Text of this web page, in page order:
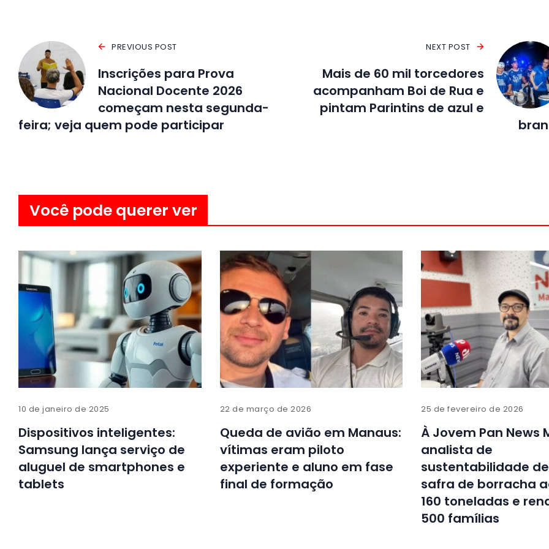
PREVIOUS POST
Inscrições para Prova
Nacional Docente 2026
começam nesta segunda-
feira; veja quem pode participar
NEXT POST
Mais de 60 mil torcedores
acompanham Boi de Rua e
pintam Parintins de azul e
Você pode querer ver
10 de janeiro de 2025
Dispositivos inteligentes:
Samsung lança serviço de
aluguel de smartphones e
tablets
22 de março de 2026
Queda de avião em Manaus:
vítimas eram piloto
experiente e aluno em fase
final de formação
25 de fevereiro de 2026
À Jovem Pan News
analista de
sustentabilidade
safra de borracha
160 toneladas e
500 famílias